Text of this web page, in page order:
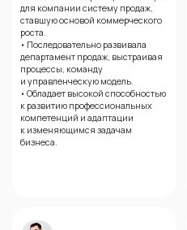
для компании систему продаж,
ставшую основой коммерческого
роста.
• Последовательно развивала
департамент продаж, выстраивая
процессы, команду
и управленческую модель.
• Обладает высокой способностью
к развитию профессиональных
компетенций и адаптации
к изменяющимся задачам
бизнеса.